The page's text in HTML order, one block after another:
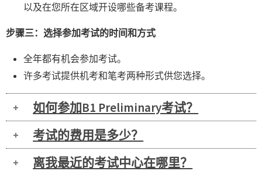
以及在您所在区域开设哪些备考课程。
步骤三：选择参加考试的时间和方式
全年都有机会参加考试。
许多考试提供机考和笔考两种形式供您选择。
如何参加B1 Preliminary考试？
考试的费用是多少？
离我最近的考试中心在哪里？